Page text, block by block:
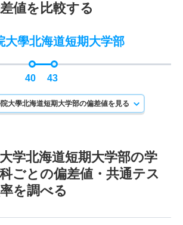
値を比較する
大學北海道短期大学部
40 43
院大學北海道短期大学部の偏差値を見る
学北海道短期大学部の学
ごとの偏差値・共通テス
を調べる